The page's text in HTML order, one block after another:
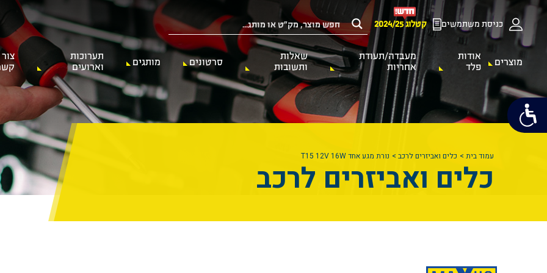
כניסת משתמשים קטלוג 2024/25
מוצרים
אודות
פלד
מעבדה/תעודת
אחריות
שאלות
ותשובות
סרטונים מותגים
תערוכות
וארועים
צור
עמוד בית כלים ואביזרים לרכב נורת מגע אחד T15 12V 16W
כלים ואביזרים לרכב